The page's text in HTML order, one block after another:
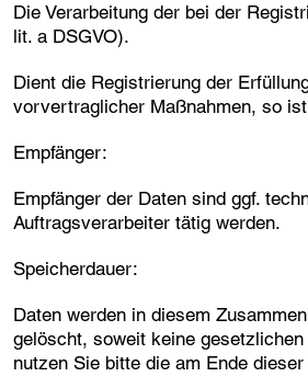
Die Verarbeitung der bei der
lit. a DSGVO).
Dient die Registrierung der
vorvertraglicher Maßnahmen, so
Empfänger:
Empfänger der Daten sind ggf.
Auftragsverarbeiter tätig werden.
Speicherdauer:
Daten werden in diesem
gelöscht, soweit keine
nutzen Sie bitte die am Ende